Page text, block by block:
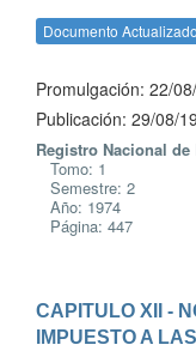
Documento Actualizado
Promulgación: 22/
Publicación: 29/08/
Registro Nacional de
Tomo: 1
Semestre: 2
Año: 1974
Página: 447
CAPITULO XII -
IMPUESTO A